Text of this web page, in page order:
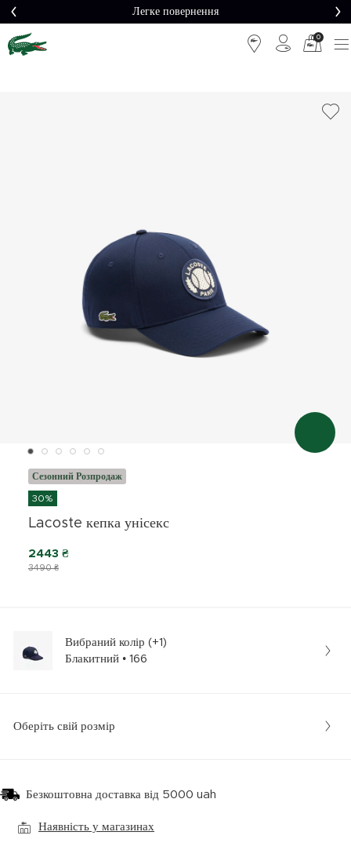
Легке повернення
0
Сезонний Розпродаж
30%
Lacoste кепка унісекс
3490 ₴
2443 ₴
Вибраний колір (+1)
Блакитний • 166
Оберіть свій розмір
Безкоштовна доставка від 5000 uah
Наявність у магазинах
Безкоштовна
доставка від
5000₴*